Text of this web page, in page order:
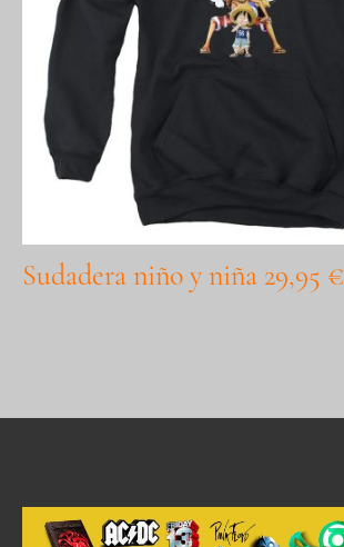
Sudadera niño y niña 29,95 €